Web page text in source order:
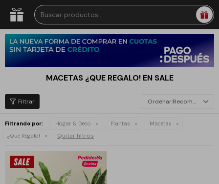
MACETAS ¿QUE REGALO! EN SALE
Recomendados
Filtrando por: Hogar & Deco Plantas
Macetas
¿Que Regalo!
Quitar filtros